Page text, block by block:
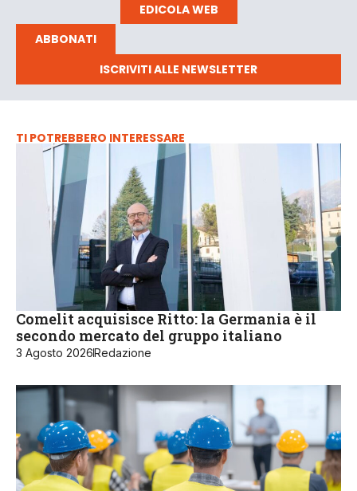
EDICOLA WEB
ABBONATI
ISCRIVITI ALLE NEWSLETTER
TI POTREBBERO INTERESSARE
Comelit acquisisce Ritto: la Germania è il
secondo mercato del gruppo italiano
3 Agosto 2026Redazione